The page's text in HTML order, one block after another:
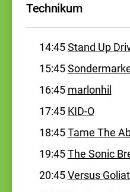
Technikum
14:45Stand Up
15:45
16:45 marlonhil
17:45 KID-O
18:45Tame The
19:45The Sonic
20:45Versus